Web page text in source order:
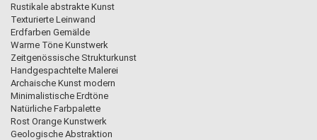
Rustikale abstrakte Kunst
Texturierte Leinwand
Erdfarben Gemälde
Warme Töne Kunstwerk
Zeitgenössische Strukturkunst
Handgespachtelte Malerei
Archaische Kunst modern
Minimalistische Erdtöne
Natürliche Farbpalette
Rost Orange Kunstwerk
Geologische Abstraktion